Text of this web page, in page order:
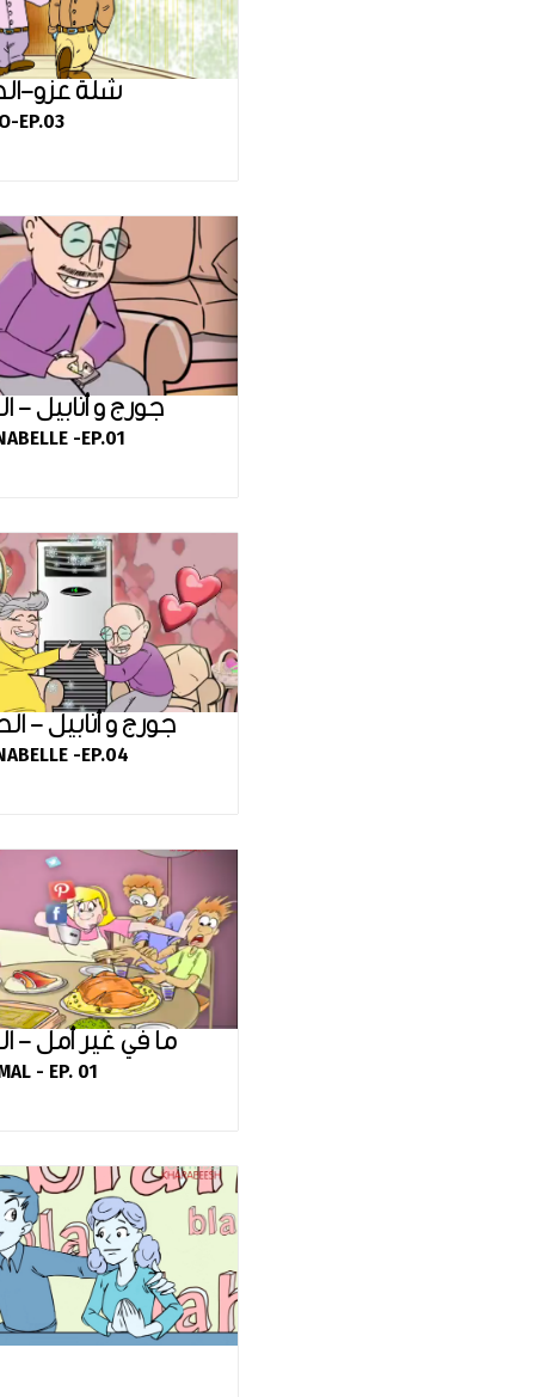
شلة عزو-
EP.03
جورج و أنابيل -
-EP.01
جورج و أنابيل -
-EP.04
ما في غير أمل -
- EP. 01